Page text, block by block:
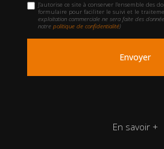
J'autorise ce site à conserver l'ensemble des
formulaire pour faciliter le suivi et le
exploitation commerciale ne sera faite des
notrepolitique de confidentialité)
En savoir +